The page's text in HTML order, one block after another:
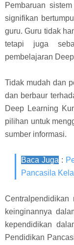
Pembaruan
signifikan
guru. Guru tidak
tetapi juga
pembelajaran
Tidak mudah dan
dan berbaur
Deep Learning
pilihan untuk
sumber informasi.
Baca Juga :
Pancasila
keinginannya
kependidikan
Pendidikan